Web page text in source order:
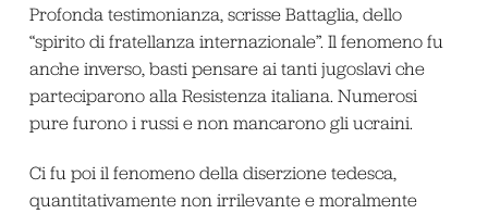
Profonda testimonianza, scrisse Battaglia, dello
“spirito di fratellanza internazionale”. Il fenomeno fu
anche inverso, basti pensare ai tanti jugoslavi che
parteciparono alla Resistenza italiana. Numerosi
pure furono i russi e non mancarono gli ucraini.
Ci fu poi il fenomeno della diserzione tedesca,
quantitativamente non irrilevante e moralmente